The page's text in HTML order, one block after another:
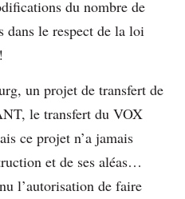
du nombre de
dans le respect de la loi
un projet de transfert de
le transfert du VOX
ce projet n’a jamais
et de ses aléas…
l’autorisation de faire